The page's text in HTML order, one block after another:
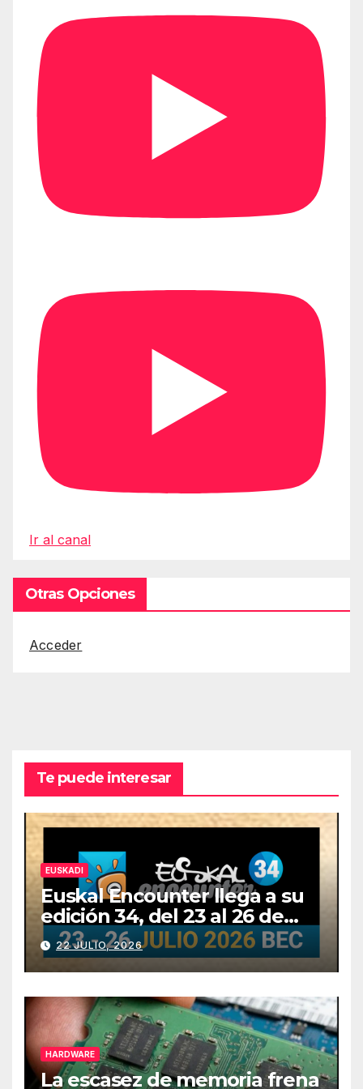
Ir al canal
Otras Opciones
Acceder
Te puede interesar
EUSKADI
Euskal Encounter llega a su
edición 34, del 23 al 26 de
julio
22 JULIO, 2026
HARDWARE
La escasez de memoria frena